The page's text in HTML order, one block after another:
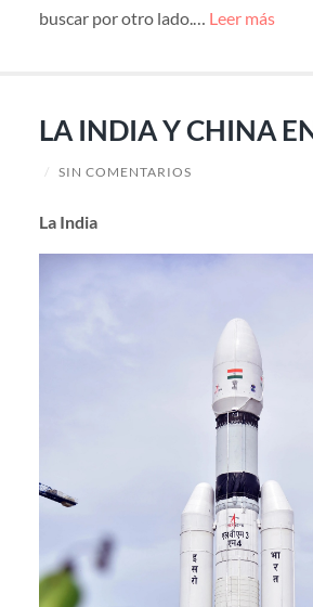
buscar por otro lado.… Leer más
LA INDIA Y CHINA
/ SIN COMENTARIOS
La India